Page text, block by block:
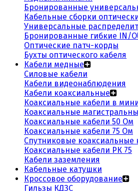
Бронированные
Кабельные сборки
Универсальные
Бронированные гибкие IN/
Оптические патч-корды
Бухты оптического кабеля
Кабели медные
Силовые кабели
Кабели видеонаблюдения
Кабели коаксиальные
Коаксиальные кабели в
Коаксиальные
Коаксиальные кабели 50 Ом
Коаксиальные кабели 75 Ом
Спутниковые коаксиальные
Коаксиальные кабели РК 75
Кабели заземления
Кабельные катушки
Кроссовое оборудование
Гильзы КДЗС